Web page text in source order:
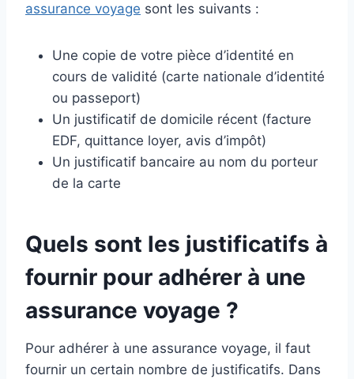
assurance voyage sont les suivants :
Une copie de votre pièce d’identité en
cours de validité (carte nationale d’identité
ou passeport)
Un justificatif de domicile récent (facture
EDF, quittance loyer, avis d’impôt)
Un justificatif bancaire au nom du porteur
de la carte
Quels sont les justificatifs à
fournir pour adhérer à une
assurance voyage ?
Pour adhérer à une assurance voyage, il faut
fournir un certain nombre de justificatifs. Dans